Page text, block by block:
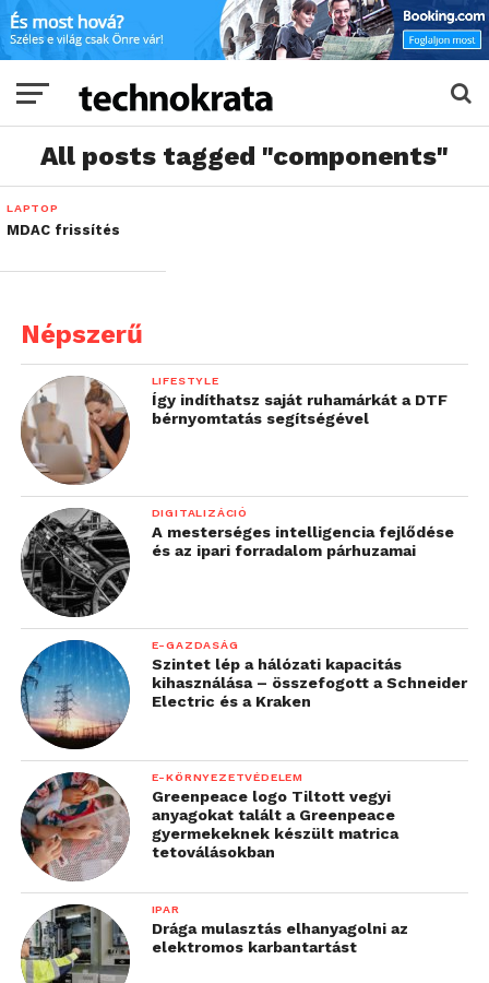
All posts tagged "components"
LAPTOP
MDAC frissítés
Népszerű
LIFESTYLE
Így indíthatsz saját ruhamárkát a DTF
bérnyomtatás segítségével
DIGITALIZÁCIÓ
A mesterséges intelligencia fejlődése
és az ipari forradalom párhuzamai
E-GAZDASÁG
Szintet lép a hálózati kapacitás
kihasználása – összefogott a Schneider
Electric és a Kraken
E-KÖRNYEZETVÉDELEM
Greenpeace logo Tiltott vegyi
anyagokat talált a Greenpeace
gyermekeknek készült matrica
tetoválásokban
IPAR
Drága mulasztás elhanyagolni az
elektromos karbantartást